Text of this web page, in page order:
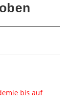
bis auf